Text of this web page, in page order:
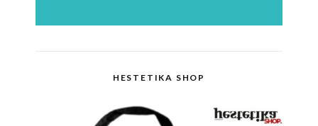
HESTETIKA SHOP